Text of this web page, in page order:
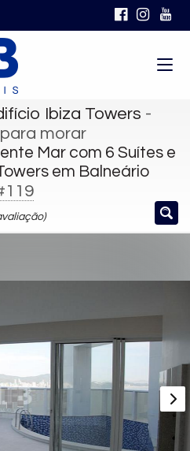
Ibiza Towers -
morar
Mar com 6 Suítes e
em Balneário